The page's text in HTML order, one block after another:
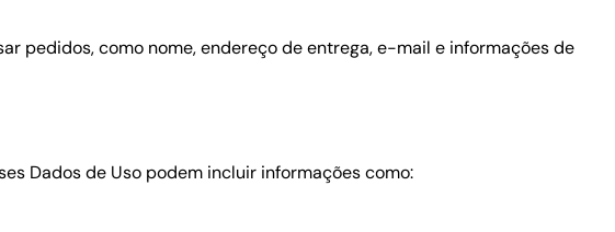
pedidos, como nome, endereço de entrega, e-mail e informações de
Dados de Uso podem incluir informações como: